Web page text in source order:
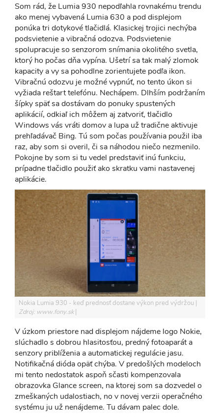
Som rád, že Lumia 930 nepodľahla rovnakému trendu
ako menej vybavená Lumia 630 a pod displejom
ponúka tri dotykové tlačidlá. Klasickej trojici nechýba
podsvietenie a vibračná odozva. Podsvietenie
spolupracuje so senzorom snímania okolitého svetla,
ktorý ho počas dňa vypína. Ušetrí sa tak malý zlomok
kapacity a vy sa pohodlne zorientujete podľa ikon.
Vibračnú odozvu je možné vypnúť, no tento úkon si
vyžiada reštart telefónu. Nechápem. Dlhším podržaním
šípky späť sa dostávam do ponuky spustených
aplikácií, odkiaľ ich môžem aj zatvoriť, tlačidlo
Windows vás vráti domov a lupa už tradične aktivuje
prehľadávač Bing. Tú som počas používania použil iba
raz, aby som si overil, či sa náhodou niečo nezmenilo.
Pokojne by som si tu vedel predstaviť inú funkciu,
prípadne tlačidlo použiť ako skratku vami nastavenej
aplikácie.
Nokia Lumia 930 - keď prednosť dostane výkon pred výdržou
Zdroj: www.fony.sk
V úzkom priestore nad displejom nájdeme logo Nokie,
slúchadlo s dobrou hlasitosťou, predný fotoaparát a
senzory priblíženia a automatickej regulácie jasu.
Notifikačná dióda opäť chýba. V predošlých modeloch
mi tento nedostatok aspoň sčasti kompenzovala
obrazovka Glance screen, na ktorej som sa dozvedel o
zmeškaných udalostiach, no v novej verzii operačného
systému ju už nenájdeme. Tu dávam palec dole.